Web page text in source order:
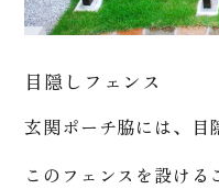
目隠しフェンス
玄関ポーチ脇には、目
このフェンスを設け